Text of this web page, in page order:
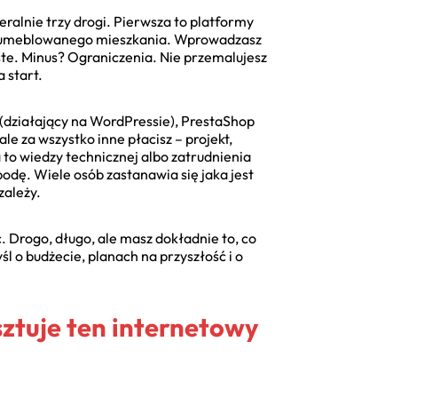
trzy drogi. Pierwsza to platformy
mieszkania. Wprowadzasz
Minus? Ograniczenia. Nie przemalujesz
start.
(działający na WordPressie), PrestaShop
za wszystko inne płacisz – projekt,
to wiedzy technicznej albo zatrudnienia
Wiele osób zastanawia się jaka jest
długo, ale masz dokładnie to, co
o budżecie, planach na przyszłość i o
ten internetowy